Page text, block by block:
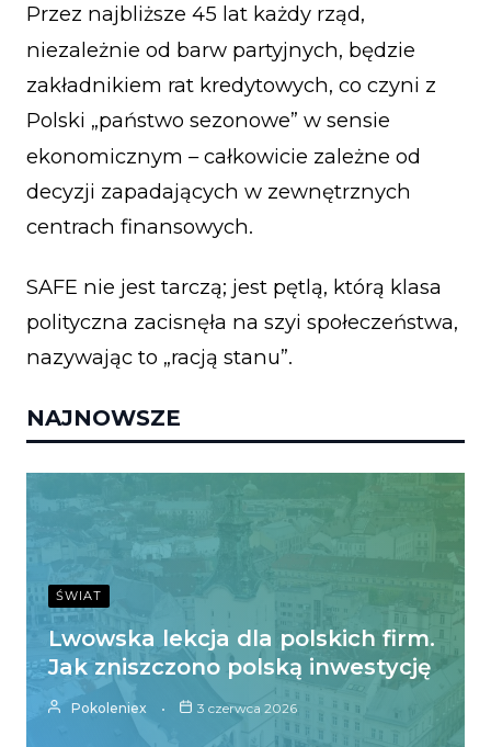
Przez najbliższe 45 lat każdy rząd,
niezależnie od barw partyjnych, będzie
zakładnikiem rat kredytowych, co czyni z
Polski „państwo sezonowe” w sensie
ekonomicznym – całkowicie zależne od
decyzji zapadających w zewnętrznych
centrach finansowych.
SAFE nie jest tarczą; jest pętlą, którą klasa
polityczna zacisnęła na szyi społeczeństwa,
nazywając to „racją stanu”.
NAJNOWSZE
ŚWIAT
Lwowska lekcja dla polskich firm.
Jak zniszczono polską inwestycję
Pokoleniex 3 czerwca 2026